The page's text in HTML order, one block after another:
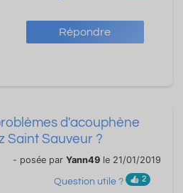
Répondre
d'acouphène
Saint Sauveur ?
- posée par Yann49 le 21/01/2019
Question utile ? 2